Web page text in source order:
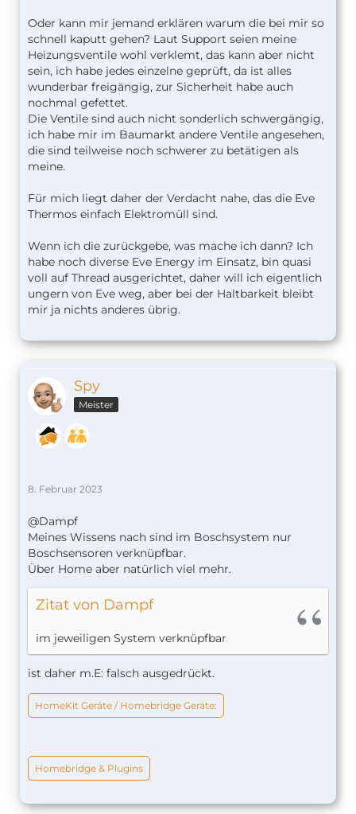
Oder kann mir jemand erklären warum die bei mir so
schnell kaputt gehen? Laut Support seien meine
Heizungsventile wohl verklemt, das kann aber nicht
sein, ich habe jedes einzelne geprüft, da ist alles
wunderbar freigängig, zur Sicherheit habe auch
nochmal gefettet.
Die Ventile sind auch nicht sonderlich schwergängig,
ich habe mir im Baumarkt andere Ventile angesehen,
die sind teilweise noch schwerer zu betätigen als
meine.
Für mich liegt daher der Verdacht nahe, das die Eve
Thermos einfach Elektromüll sind.
Wenn ich die zurückgebe, was mache ich dann? Ich
habe noch diverse Eve Energy im Einsatz, bin quasi
voll auf Thread ausgerichtet, daher will ich eigentlich
ungern von Eve weg, aber bei der Haltbarkeit bleibt
mir ja nichts anderes übrig.
Spy
Meister
8. Februar 2023
@Dampf
Meines Wissens nach sind im Boschsystem nur
Boschsensoren verknüpfbar.
Über Home aber natürlich viel mehr.
Zitat von Dampf
im jeweiligen System verknüpfbar
ist daher m.E: falsch ausgedrückt.
HomeKit Geräte / Homebridge Geräte:
Homebridge & Plugins